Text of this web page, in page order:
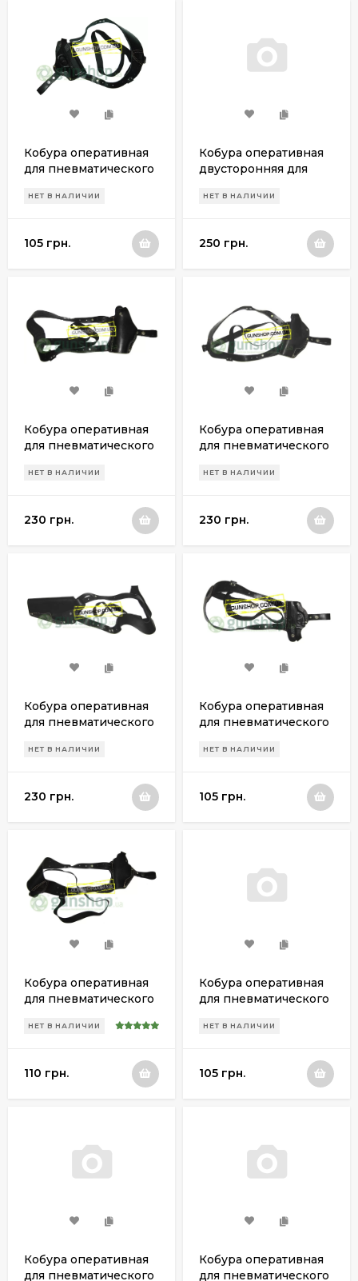
Кобура оперативная
для пневматического
C11
НЕТ В НАЛИЧИИ
105 грн.
Кобура оперативная
двусторонняя для
пистолета ПМ с
магазина
НЕТ В НАЛИЧИИ
250 грн.
Кобура оперативная
для пневматического
C11 (левша)
НЕТ В НАЛИЧИИ
230 грн.
Кобура оперативная
для пневматического
/ 111 (левша)
НЕТ В НАЛИЧИИ
230 грн.
Кобура оперативная
для пневматического
101M / 112 (левша)
НЕТ В НАЛИЧИИ
230 грн.
Кобура оперативная
для пневматического
НЕТ В НАЛИЧИИ
105 грн.
Кобура оперативная
для пневматического
(левша)
НЕТ В НАЛИЧИИ
110 грн.
Кобура оперативная
для пневматического
(левша)
НЕТ В НАЛИЧИИ
105 грн.
Кобура оперативная
для пневматического
Кобура оперативная
для пневматического